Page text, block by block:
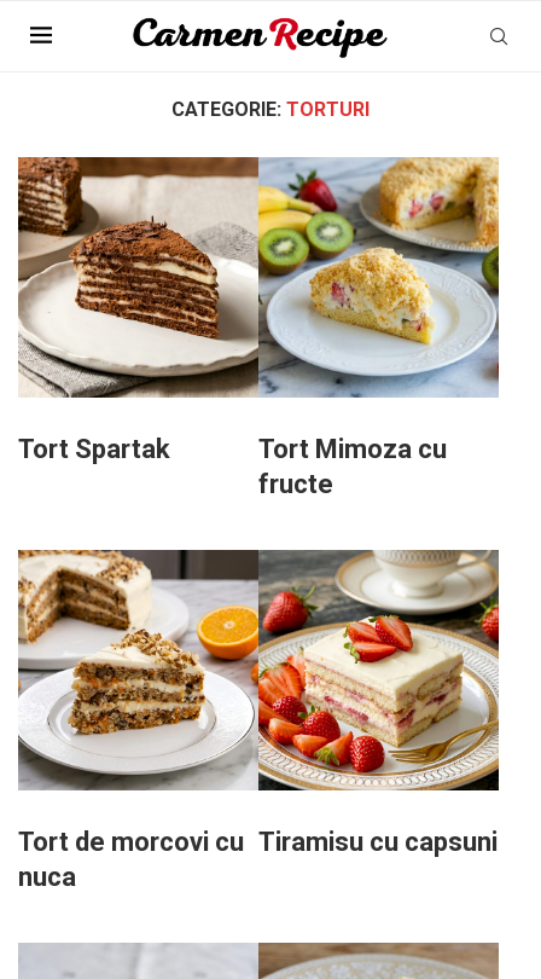
CATEGORIE: TORTURI
Tort Spartak
Tort Mimoza cu
fructe
Tort de morcovi cu
nuca
Tiramisu cu capsuni